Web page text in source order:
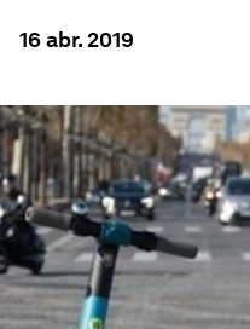
16 abr. 2019